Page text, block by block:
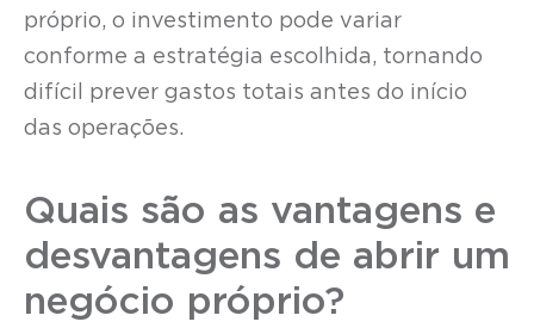
próprio, o investimento pode variar
conforme a estratégia escolhida, tornando
difícil prever gastos totais antes do início
das operações.
Quais são as vantagens e
desvantagens de abrir um
negócio próprio?